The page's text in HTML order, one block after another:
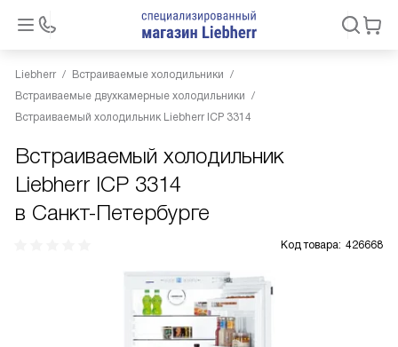
Liebherr
Встраиваемые холодильники
Встраиваемые двухкамерные холодильники
Встраиваемый холодильник Liebherr ICP 3314
Встраиваемый холодильник
Liebherr ICP 3314
в Санкт-Петербурге
Код товара: 426668